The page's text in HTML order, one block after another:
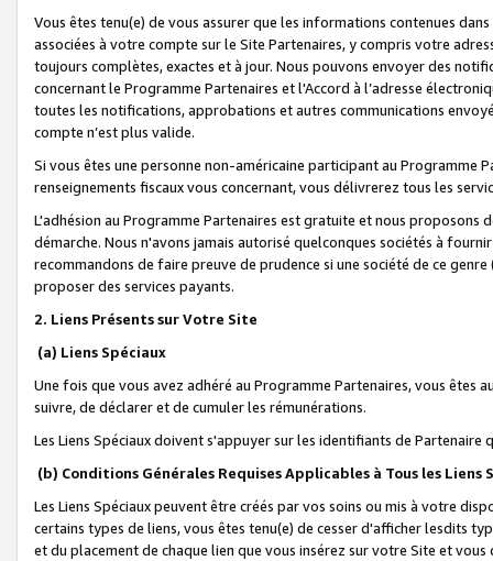
Vous êtes tenu(e) de vous assurer que les informations contenues
associées à votre compte sur le Site Partenaires, y compris votre
toujours complètes, exactes et à jour. Nous pouvons envoyer des
concernant le Programme Partenaires et l'Accord à l’adresse
toutes les notifications, approbations et autres communications
compte n’est plus valide.
Si vous êtes une personne non-américaine participant au
renseignements fiscaux vous concernant, vous délivrerez tous les
L'adhésion au Programme Partenaires est gratuite et nous proposons
démarche. Nous n'avons jamais autorisé quelconques sociétés à
recommandons de faire preuve de prudence si une société de ce
proposer des services payants.
2. Liens Présents sur Votre Site
(a) Liens Spéciaux
Une fois que vous avez adhéré au Programme Partenaires, vous êtes
suivre, de déclarer et de cumuler les rémunérations.
Les Liens Spéciaux doivent s'appuyer sur les identifiants de Partenaire
(b) Conditions Générales Requises Applicables à Tous les Liens
Les Liens Spéciaux peuvent être créés par vos soins ou mis à votre
certains types de liens, vous êtes tenu(e) de cesser d'afficher lesdits
et du placement de chaque lien que vous insérez sur votre Site et